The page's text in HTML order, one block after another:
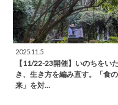
2025.11.5
【11/22-23開催】いのちをい
き、生き方を編み直す。「食
来」を対…